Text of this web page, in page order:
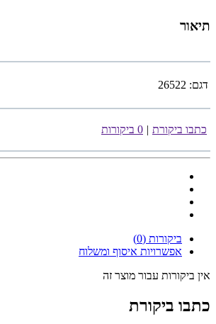
תיאור
דגם: 26522
כתבו ביקורת | 0 ביקורות
ביקורות (0)
אפשרויות איסוף ומשלוח
אין ביקורות עבור מוצר זה
כתבו ביקורת